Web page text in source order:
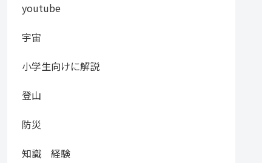
youtube
宇宙
小学生向けに解説
登山
防災
知識 経験